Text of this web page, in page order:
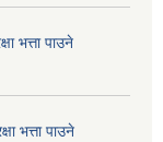
भत्ता पाउने
भत्ता पाउने